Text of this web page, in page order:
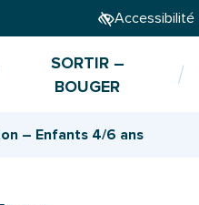
Accessibilité
SORTIR –
BOUGER
– Enfants 4/6 ans